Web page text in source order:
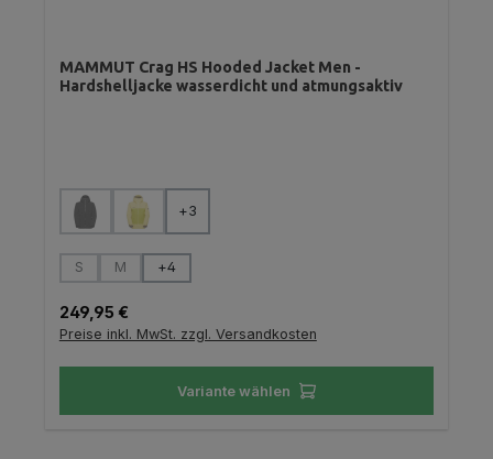
MAMMUT Crag HS Hooded Jacket Men -
Hardshelljacke wasserdicht und atmungsaktiv
Farbe auswählen
(Diese Option ist zurzeit nicht verfügbar.)
(Diese Option ist zurzeit nicht verfügbar.)
+3
Größe auswählen
S
(Diese Option ist zurzeit nicht verfügbar.)
M
(Diese Option ist zurzeit nicht verfügbar.)
+4
Regulärer Preis:
249,95 €
Preise inkl. MwSt. zzgl. Versandkosten
Variante wählen